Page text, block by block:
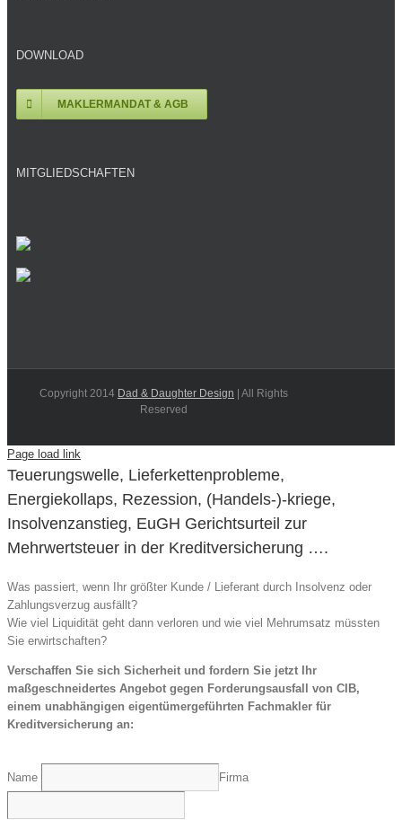
DOWNLOAD
MAKLERMANDAT & AGB
MITGLIEDSCHAFTEN
Copyright 2014 Dad & Daughter Design | All Rights
Reserved
Page load link
Teuerungswelle, Lieferkettenprobleme,
Energiekollaps, Rezession, (Handels-)-kriege,
Insolvenzanstieg, EuGH Gerichtsurteil zur
Mehrwertsteuer in der Kreditversicherung ….
Was passiert, wenn Ihr größter Kunde / Lieferant durch Insolvenz oder
Zahlungsverzug ausfällt?
Wie viel Liquidität geht dann verloren und wie viel Mehrumsatz müssten
Sie erwirtschaften?
Verschaffen Sie sich Sicherheit und fordern Sie jetzt Ihr
maßgeschneidertes Angebot gegen Forderungsausfall von CIB,
einem unabhängigen eigentümergeführten Fachmakler für
Kreditversicherung an:
Name Firma